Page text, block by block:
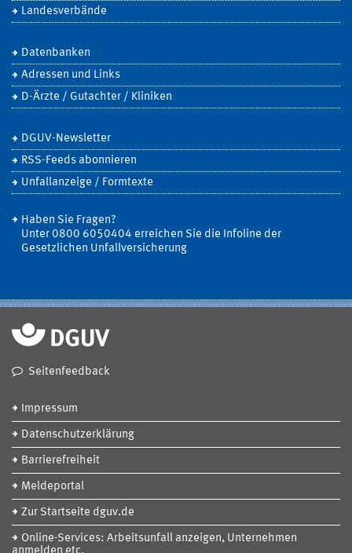
Landesverbände
Datenbanken
Adressen und Links
D-Ärzte / Gutachter / Kliniken
DGUV-Newsletter
RSS-Feeds abonnieren
Unfallanzeige / Formtexte
Haben Sie Fragen?
Unter 0800 6050404 erreichen Sie die Infoline der
Gesetzlichen Unfallversicherung
Seitenfeedback
Impressum
Datenschutzerklärung
Barrierefreiheit
Meldeportal
Zur Startseite dguv.de
Online-Services: Arbeitsunfall anzeigen, Unternehmen